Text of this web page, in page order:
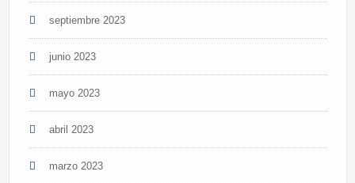
septiembre 2023
junio 2023
mayo 2023
abril 2023
marzo 2023